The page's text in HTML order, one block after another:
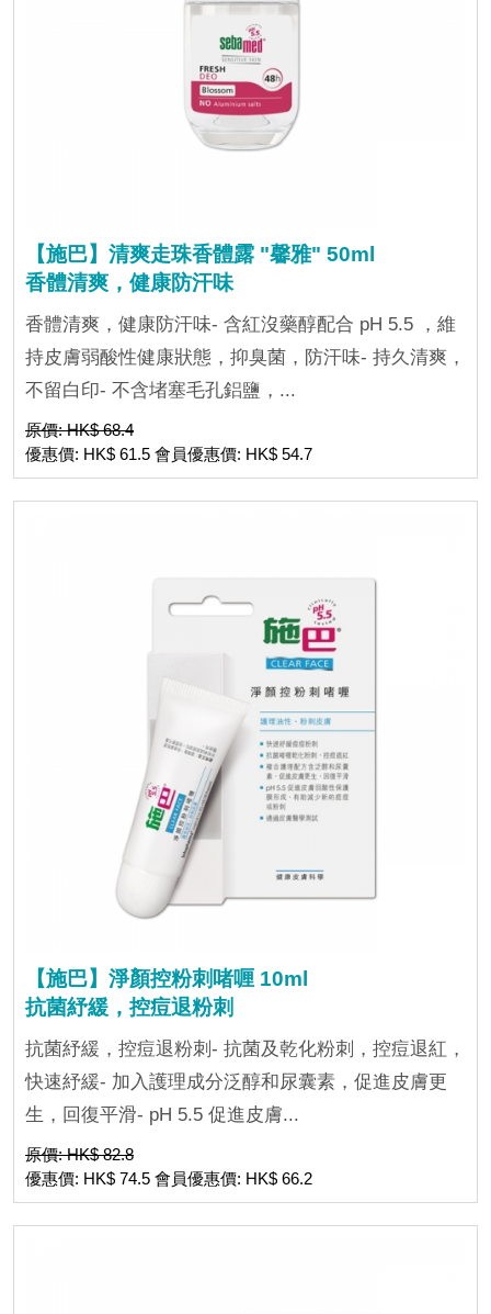
【施巴】清爽走珠香體露 "馨雅" 50ml
香體清爽，健康防汗味
香體清爽，健康防汗味- 含紅沒藥醇配合 pH 5.5 ，維
持皮膚弱酸性健康狀態，抑臭菌，防汗味- 持久清爽，
不留白印- 不含堵塞毛孔鋁鹽，...
原價: HK$ 68.4
優惠價: HK$ 61.5 會員優惠價: HK$ 54.7
【施巴】淨顏控粉刺啫喱 10ml
抗菌紓緩，控痘退粉刺
抗菌紓緩，控痘退粉刺- 抗菌及乾化粉刺，控痘退紅，
快速紓緩- 加入護理成分泛醇和尿囊素，促進皮膚更
生，回復平滑- pH 5.5 促進皮膚...
原價: HK$ 82.8
優惠價: HK$ 74.5 會員優惠價: HK$ 66.2